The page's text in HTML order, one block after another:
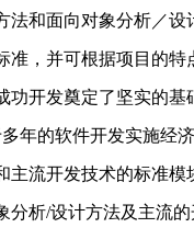
法和面向对象分析／
准，并可根据项目的特
功开发奠定了坚实的基
年的软件开发实施经
主流开发技术的标准
分析/设计方法及主流